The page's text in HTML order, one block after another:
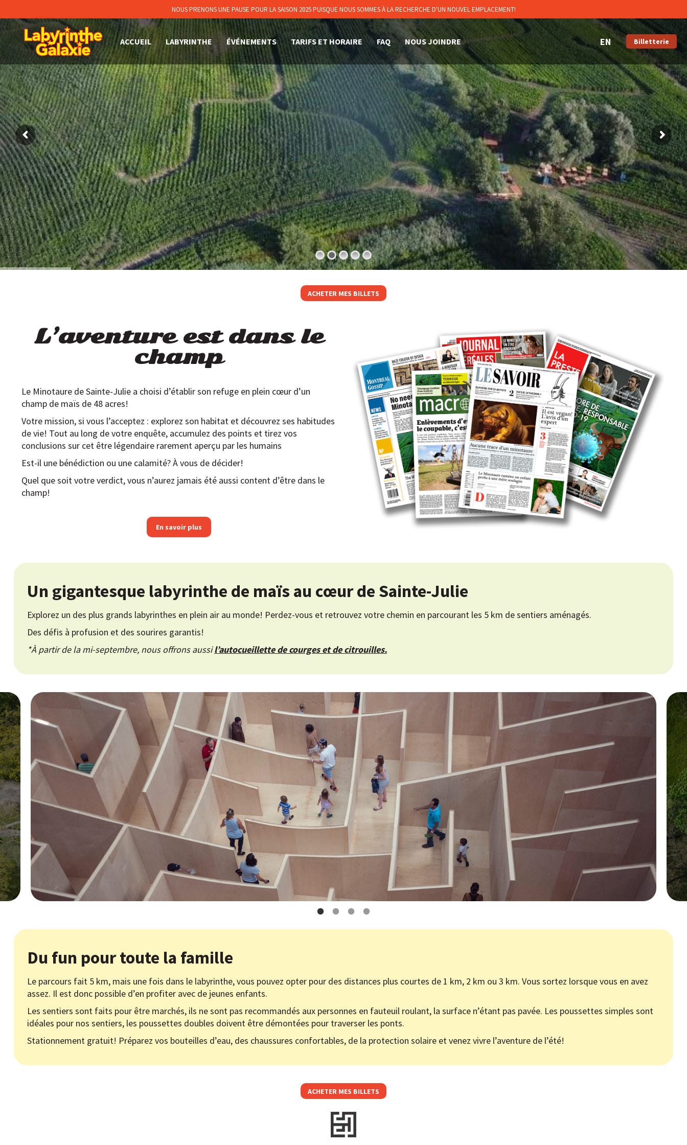
NOUS PRENONS UNE PAUSE POUR LA SAISON 2025 PUISQUE NOUS SOMMES À LA RECHERCHE D'UN NOUVEL EMPLACEMENT!
ACCUEIL LABYRINTHE ÉVÉNEMENTS TARIFS ET HORAIRE FAQ NOUS JOINDRE Billetterie
ACHETER MES BILLETS
L’aventure est dans le
champ
Le Minotaure de Sainte-Julie a choisi d’établir son refuge en plein cœur d’un
champ de maïs de 48 acres!
Votre mission, si vous l’acceptez : explorez son habitat et découvrez ses habitudes
de vie! Tout au long de votre enquête, accumulez des points et tirez vos
conclusions sur cet être légendaire rarement aperçu par les humains
Est-il une bénédiction ou une calamité? À vous de décider!
Quel que soit votre verdict, vous n’aurez jamais été aussi content d’être dans le
champ!
En savoir plus
Un gigantesque labyrinthe de maïs au cœur de Sainte-Julie
Explorez un des plus grands labyrinthes en plein air au monde! Perdez-vous et retrouvez votre chemin en parcourant les 5 km de sentiers aménagés.
Des défis à profusion et des sourires garantis!
*À partir de la mi-septembre, nous offrons aussil’autocueillette de courges et de citrouilles.
Du fun pour toute la famille
Le parcours fait 5 km, mais une fois dans le labyrinthe, vous pouvez opter pour des distances plus courtes de 1 km, 2 km ou 3 km. Vous sortez lorsque vous en avez
assez. Il est donc possible d’en profiter avec de jeunes enfants.
Les sentiers sont faits pour être marchés, ils ne sont pas recommandés aux personnes en fauteuil roulant, la surface n’étant pas pavée. Les poussettes simples sont
idéales pour nos sentiers, les poussettes doubles doivent être démontées pour traverser les ponts.
Stationnement gratuit! Préparez vos bouteilles d’eau, des chaussures confortables, de la protection solaire et venez vivre l’aventure de l’été!
ACHETER MES BILLETS